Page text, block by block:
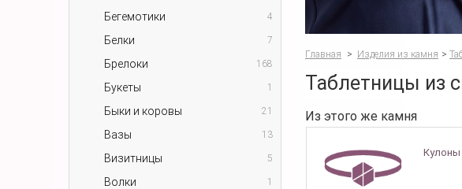
Бегемотики 4
Белки 7
Брелоки 168
Букеты 1
Быки и коровы 21
Вазы 13
Визитницы 5
Волки 1
Главная > Изделия из камня >
Таблетницы из
Из этого же камня
Кулоны